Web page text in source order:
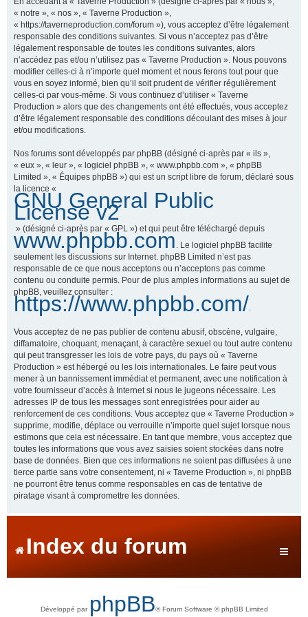
« notre », « nos », « Taverne Production »,
« https://taverneproduction.com/forum »), vous acceptez d’être légalement
responsable des conditions suivantes. Si vous n’acceptez pas d’être
légalement responsable de toutes les conditions suivantes, alors
n’accédez pas et/ou n’utilisez pas « Taverne Production ». Nous pouvons
modifier celles-ci à n’importe quel moment et nous ferons tout pour que
vous en soyez informé, bien qu’il soit prudent de vérifier régulièrement
celles-ci par vous-même. Si vous continuez d’utiliser « Taverne
Production » alors que des changements ont été effectués, vous acceptez
d’être légalement responsable des conditions découlant des mises à jour
et/ou modifications.
Nos forums sont développés par phpBB (désigné ci-après par « ils »,
« eux », « leur », « logiciel phpBB », « www.phpbb.com », « phpBB
Limited », « Équipes phpBB ») qui est un script libre de forum, déclaré sous
la licence «
GNU General Public
License v2
» (désigné ci-après par « GPL ») et qui peut être téléchargé depuis
www.phpbb.com
. Le logiciel phpBB facilite
seulement les discussions sur Internet. phpBB Limited n’est pas
responsable de ce que nous acceptons ou n’acceptons pas comme
contenu ou conduite permis. Pour de plus amples informations au sujet de
phpBB, veuillez consulter :
https://www.phpbb.com/
Vous acceptez de ne pas publier de contenu abusif, obscène, vulgaire,
diffamatoire, choquant, menaçant, à caractère sexuel ou tout autre contenu
qui peut transgresser les lois de votre pays, du pays où « Taverne
Production » est hébergé ou les lois internationales. Le faire peut vous
mener à un bannissement immédiat et permanent, avec une notification à
votre fournisseur d’accès à Internet si nous le jugeons nécessaire. Les
adresses IP de tous les messages sont enregistrées pour aider au
renforcement de ces conditions. Vous acceptez que « Taverne Production »
supprime, modifie, déplace ou verrouille n’importe quel sujet lorsque nous
estimons que cela est nécessaire. En tant que membre, vous acceptez que
toutes les informations que vous avez saisies soient stockées dans notre
base de données. Bien que ces informations ne soient pas diffusées à une
tierce partie sans votre consentement, ni « Taverne Production », ni phpBB
ne pourront être tenus comme responsables en cas de tentative de
piratage visant à compromettre les données.
Index du forum
Développé par phpBB® Forum Software © phpBB Limited